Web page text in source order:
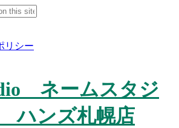
リシー
ネームスタジ
ンズ札幌店